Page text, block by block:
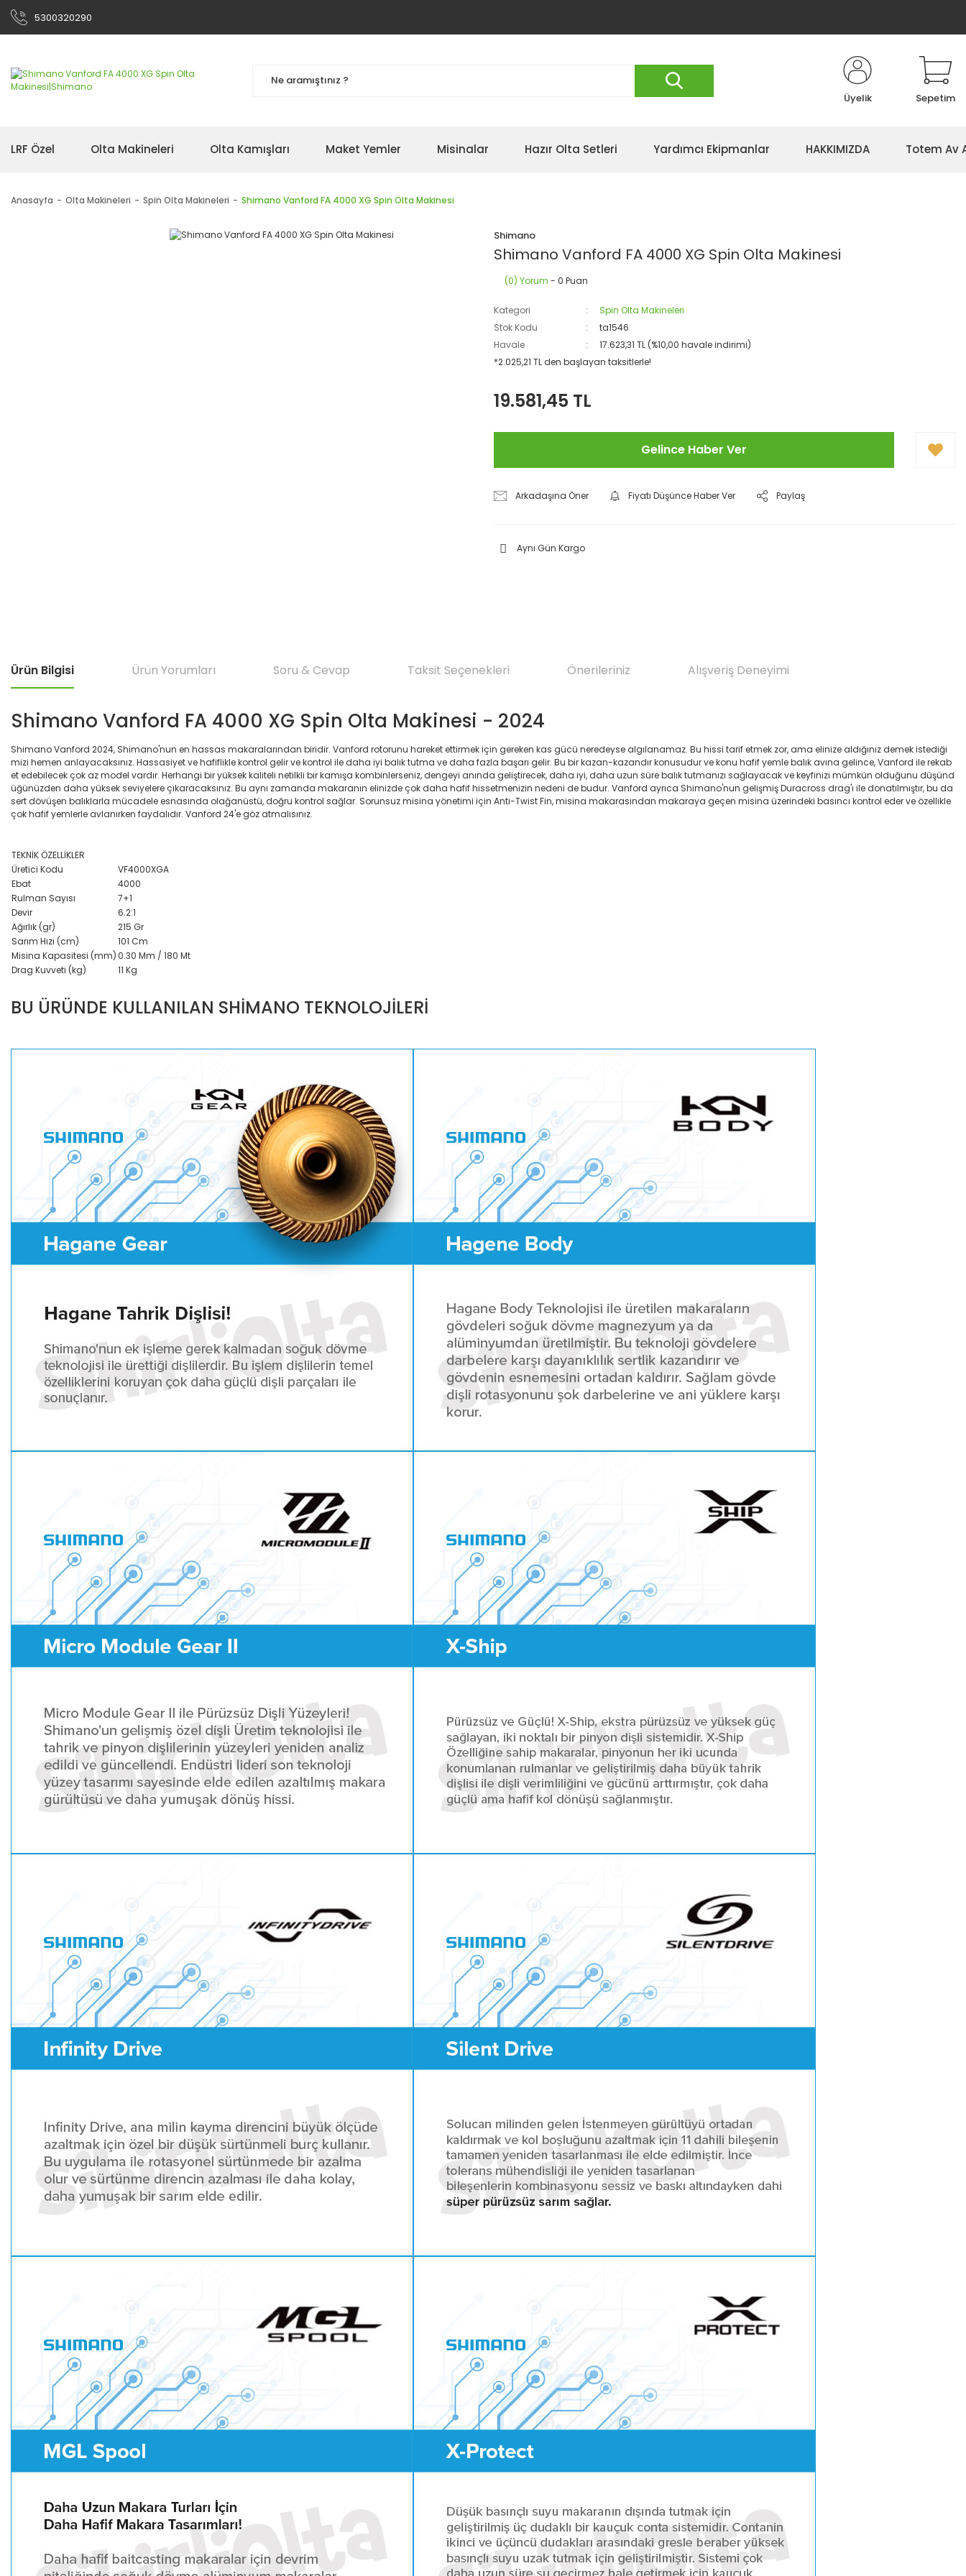
5300320290
Üyelik Sepetim
LRF Özel Olta Makineleri Olta Kamışları Maket Yemler Misinalar Hazır Olta Setleri Yardımcı Ekipmanlar HAKKIMIZDA Totem Av
Anasayfa Olta Makineleri Spin Olta Makineleri Shimano Vanford FA 4000 XG Spin Olta Makinesi
Shimano
Shimano Vanford FA 4000 XG Spin Olta Makinesi
(0) Yorum - 0 Puan
Kategori
Spin Olta Makineleri
Stok Kodu
ta1546
Havale
17.623,31 TL (%10,00 havale indirimi)
*2.025,21 TL den başlayan taksitlerle!
19.581,45 TL
Gelince Haber Ver
Arkadaşına Öner Fiyatı Düşünce Haber Ver Paylaş
Aynı Gün Kargo
Ürün Bilgisi Ürün Yorumları Soru & Cevap Taksit Seçenekleri Önerileriniz Alışveriş Deneyimi
Shimano Vanford FA 4000 XG Spin Olta Makinesi - 2024
Shimano Vanford 2024, Shimano'nun en hassas makaralarından biridir. Vanford rotorunu hareket ettirmek için gereken kas gücü neredeyse algılanamaz. Bu hissi tarif etmek zor, ama elinize aldığınız demek istediği
mizi hemen anlayacaksınız. Hassasiyet ve hafiflikle kontrol gelir ve kontrol ile daha iyi balık tutma ve daha fazla başarı gelir. Bu bir kazan-kazandır konusudur ve konu hafif yemle balık avına gelince, Vanford ile rekab
et edebilecek çok az model vardır. Herhangi bir yüksek kaliteli netilkli bir kamışa kombinlerseniz, dengeyi anında geliştirecek, daha iyi, daha uzun süre balık tutmanızı sağlayacak ve keyfinizi mümkün olduğunu düşünd
üğünüzden daha yüksek seviyelere çıkaracaksınız. Bu aynı zamanda makaranın elinizde çok daha hafif hissetmenizin nedeni de budur. Vanford ayrıca Shimano'nun gelişmiş Duracross drag'ı ile donatılmıştır, bu da
sert dövüşen balıklarla mücadele esnasında olağanüstü, doğru kontrol sağlar. Sorunsuz misina yönetimi için Anti-Twist Fin, misina makarasından makaraya geçen misina üzerindeki basıncı kontrol eder ve özellikle
çok hafif yemlerle avlanırken faydalıdır. Vanford 24'e göz atmalısınız.
TEKNİK ÖZELLİKLER
Üretici Kodu
VF4000XGA
Ebat
4000
Rulman Sayısı
7+1
Devir
6.2:1
Ağırlık (gr)
215 Gr
Sarım Hızı (cm)
101 Cm
Misina Kapasitesi (mm)0.30 Mm / 180 Mt
Drag Kuvveti (kg)
11 Kg
BU ÜRÜNDE KULLANILAN SHİMANO TEKNOLOJİLERİ